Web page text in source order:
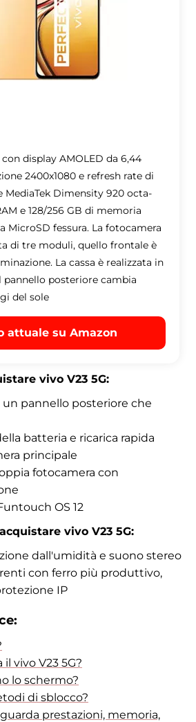
display AMOLED da 6,44
2400x1080 e refresh rate di
MediaTek Dimensity 920 octa-
e 128/256 GB di memoria
MicroSD fessura. La fotocamera
di tre moduli, quello frontale è
La cassa è realizzata in
posteriore cambia
del sole
attuale su Amazon
vivo V23 5G:
pannello posteriore che
batteria e ricarica rapida
principale
fotocamera con
OS 12
vivo V23 5G:
dall'umidità e suono stereo
con ferro più produttivo,
IP
vivo V23 5G?
lo schermo?
di sblocco?
prestazioni, memoria,